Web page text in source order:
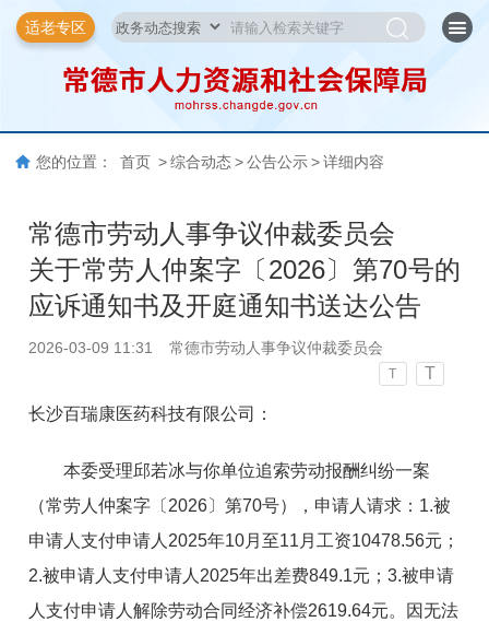
适老专区
您的位置： 首页 > 综合动态 > 公告公示 > 详细内容
常德市劳动人事争议仲裁委员会
关于常劳人仲案字〔2026〕第70号的
应诉通知书及开庭通知书送达公告
2026-03-09 11:31 常德市劳动人事争议仲裁委员会
T T
长沙百瑞康医药科技有限公司：
本委受理邱若冰与你单位追索劳动报酬纠纷一案
（常劳人仲案字〔2026〕第70号），申请人请求：1.被
申请人支付申请人2025年10月至11月工资10478.56元；
2.被申请人支付申请人2025年出差费849.1元；3.被申请
人支付申请人解除劳动合同经济补偿2619.64元。因无法